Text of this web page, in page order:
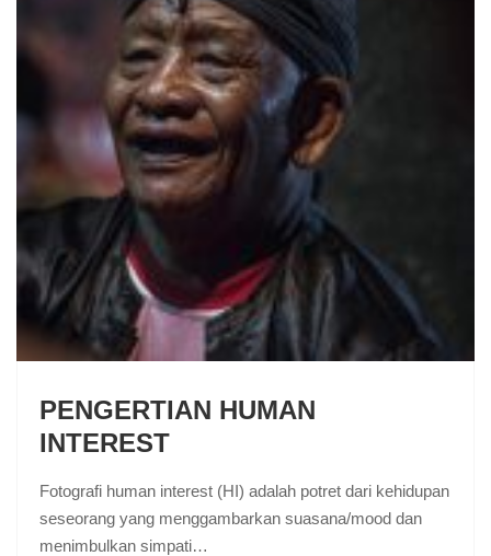
PENGERTIAN HUMAN
INTEREST
Fotografi human interest (HI) adalah potret dari kehidupan
seseorang yang menggambarkan suasana/mood dan
menimbulkan simpati…